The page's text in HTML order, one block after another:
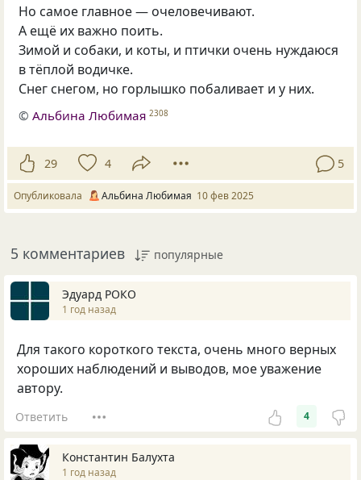
Но самое главное — очеловечивают.
А ещё их важно поить.
Зимой и собаки, и коты, и птички очень нуждаюся
в тёплой водичке.
Снег снегом, но горлышко побаливает и у них.
©Альбина Любимая 2308
29 4 5
Опубликовала Альбина Любимая 10 фев 2025
5 комментариев популярные
Эдуард РОКО
1 год назад
Для такого короткого текста, очень много верных
хороших наблюдений и выводов, мое уважение
автору.
Ответить 4
Константин Балухта
1 год назад